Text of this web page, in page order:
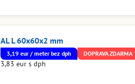
AL L 60x60x2 mm
3,19 eur / meter bez dph DOPRAVA ZDARMA
3,83 eur s dph